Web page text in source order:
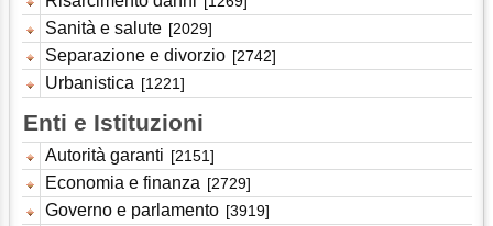
Sanità e salute [2029]
Separazione e divorzio [2742]
Urbanistica [1221]
Enti e Istituzioni
Autorità garanti [2151]
Economia e finanza [2729]
Governo e parlamento [3919]